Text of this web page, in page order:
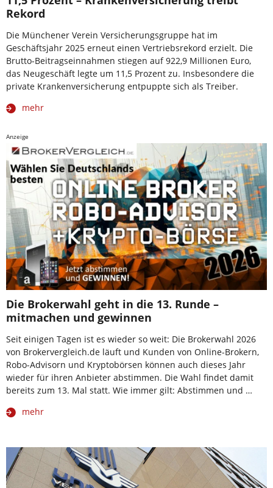
Rekord
Die Münchener Verein Versicherungsgruppe hat im
Geschäftsjahr 2025 erneut einen Vertriebsrekord erzielt. Die
Brutto-Beitragseinnahmen stiegen auf 922,9 Millionen Euro,
das Neugeschäft legte um 11,5 Prozent zu. Insbesondere die
private Krankenversicherung entpuppte sich als Treiber.
mehr
Anzeige
Die Brokerwahl geht in die 13. Runde –
mitmachen und gewinnen
Seit einigen Tagen ist es wieder so weit: Die Brokerwahl 2026
von Brokervergleich.de läuft und Kunden von Online-Brokern,
Robo-Advisorn und Kryptobörsen können auch dieses Jahr
wieder für ihren Anbieter abstimmen. Die Wahl findet damit
bereits zum 13. Mal statt. Wie immer gilt: Abstimmen und …
mehr